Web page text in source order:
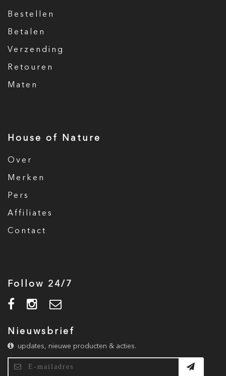
Bestellen
Betalen
Verzending
Retouren
Maten
House of Nature
Over
Merken
Pers
Affiliates
Contact
Follow 24/7
Nieuwsbrief
updates, nieuwe producten & acties.